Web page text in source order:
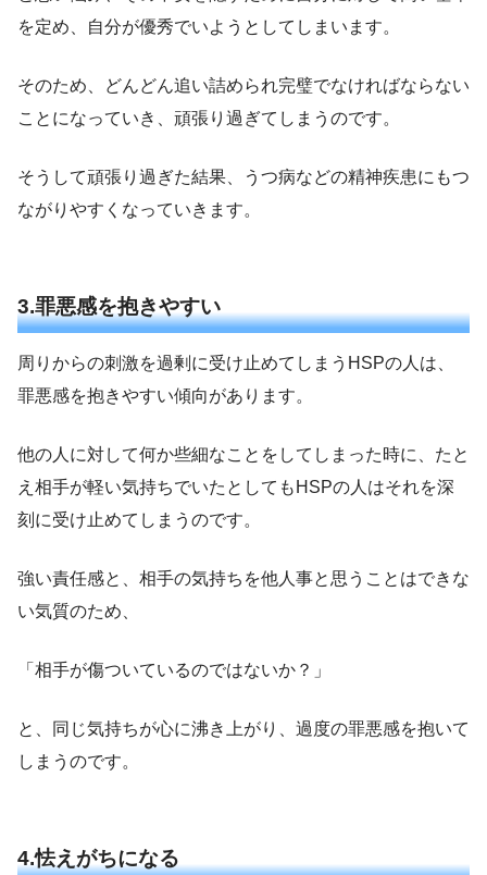
を定め、自分が優秀でいようとしてしまいます。
そのため、どんどん追い詰められ完璧でなければならない
ことになっていき、頑張り過ぎてしまうのです。
そうして頑張り過ぎた結果、うつ病などの精神疾患にもつ
ながりやすくなっていきます。
3.罪悪感を抱きやすい
周りからの刺激を過剰に受け止めてしまうHSPの人は、
罪悪感を抱きやすい傾向があります。
他の人に対して何か些細なことをしてしまった時に、たと
え相手が軽い気持ちでいたとしてもHSPの人はそれを深
刻に受け止めてしまうのです。
強い責任感と、相手の気持ちを他人事と思うことはできな
い気質のため、
「相手が傷ついているのではないか？」
と、同じ気持ちが心に沸き上がり、過度の罪悪感を抱いて
しまうのです。
4.怯えがちになる